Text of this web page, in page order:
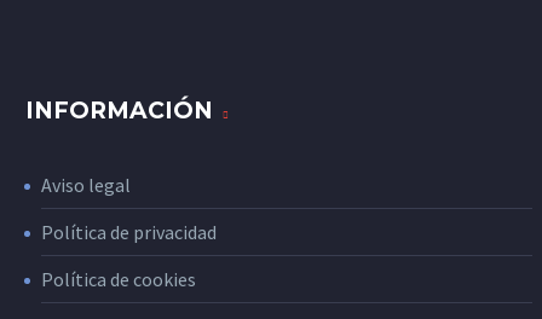
INFORMACIÓN
Aviso legal
Política de privacidad
Política de cookies